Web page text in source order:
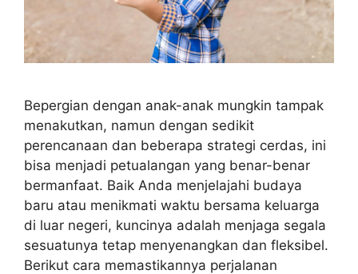
Bepergian dengan anak-anak mungkin tampak
menakutkan, namun dengan sedikit
perencanaan dan beberapa strategi cerdas, ini
bisa menjadi petualangan yang benar-benar
bermanfaat. Baik Anda menjelajahi budaya
baru atau menikmati waktu bersama keluarga
di luar negeri, kuncinya adalah menjaga segala
sesuatunya tetap menyenangkan dan fleksibel.
Berikut cara memastikannya perjalanan